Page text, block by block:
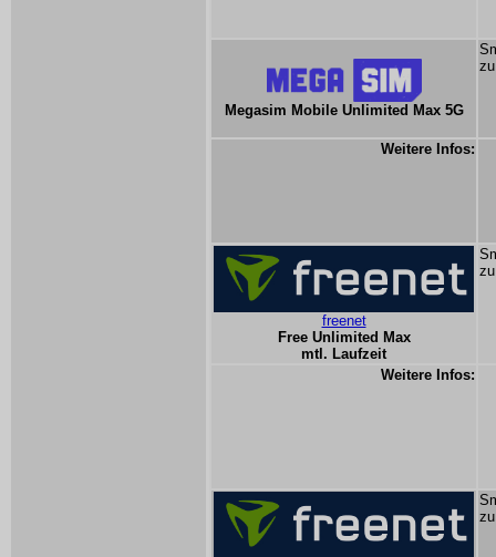
Megasim Mobile Unlimited Max 5G
Weitere Infos:
freenet
Free Unlimited Max
mtl. Laufzeit
Weitere Infos: